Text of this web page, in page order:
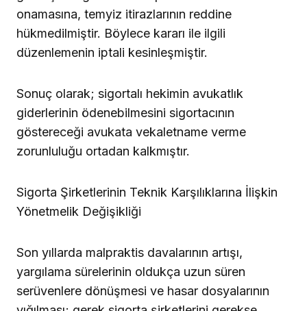
onamasına, temyiz itirazlarının reddine
hükmedilmiştir. Böylece kararı ile ilgili
düzenlemenin iptali kesinleşmiştir.
Sonuç olarak; sigortalı hekimin avukatlık
giderlerinin ödenebilmesini sigortacının
göstereceği avukata vekaletname verme
zorunluluğu ortadan kalkmıştır.
Sigorta Şirketlerinin Teknik Karşılıklarına İlişkin
Yönetmelik Değişikliği
Son yıllarda malpraktis davalarının artışı,
yargılama sürelerinin oldukça uzun süren
serüvenlere dönüşmesi ve hasar dosyalarının